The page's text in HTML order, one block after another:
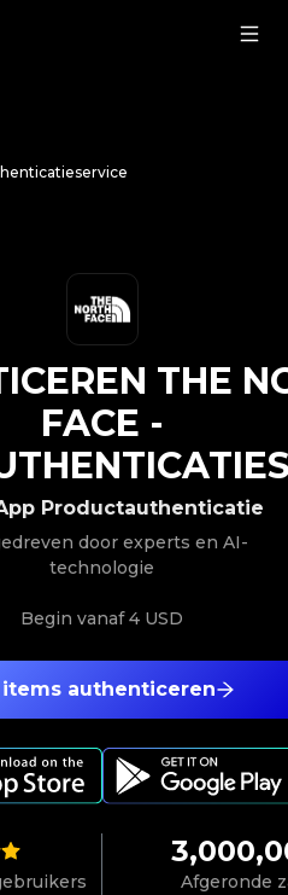
Afgeronde
items authenticeren
Productauthenticatie
door experts en AI-
technologie
Begin vanaf4 USD
THE
FACE -